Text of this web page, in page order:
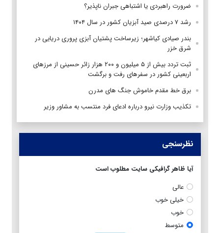
ضرورت راهبردی یا اشتباهی جبران ناپذیر؟
رشد ۷ درصدی صید آبزیان کشور در سال ۱۴۰۴
بندر صیادی کیاشهر؛ زیرساخت پشتیان آبزی پروری دریایی در
شرق خزر
ثبت تردد بیش از ۵ میلیون و ۲۰۰ هزار زائر حسینی از مرزهای
اربعینی کشور در سفرهای رفت و برگشت
برق خط مقدم خاموش جنگ های مدرن
تکذیب وزارت نیرو درباره ادعای فرد منتسب به مشاور وزیر
نظرسنجی
آیا ظاهر گرافیکی سایت مطلوب است
عالی
خیلی خوب
خوب
متوسط